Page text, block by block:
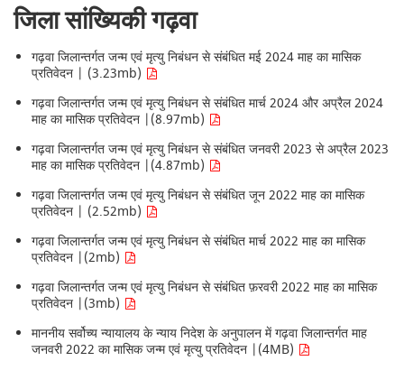
जिला सांख्यिकी गढ़वा
गढ़वा जिलान्तर्गत जन्म एवं मृत्यु निबंधन से संबंधित मई 2024 माह का मासिक
प्रतिवेदन | (3.23mb)
गढ़वा जिलान्तर्गत जन्म एवं मृत्यु निबंधन से संबंधित मार्च 2024 और अप्रैल 2024
माह का मासिक प्रतिवेदन |(8.97mb)
गढ़वा जिलान्तर्गत जन्म एवं मृत्यु निबंधन से संबंधित जनवरी 2023 से अप्रैल 2023
माह का मासिक प्रतिवेदन |(4.87mb)
गढ़वा जिलान्तर्गत जन्म एवं मृत्यु निबंधन से संबंधित जून 2022 माह का मासिक
प्रतिवेदन | (2.52mb)
गढ़वा जिलान्तर्गत जन्म एवं मृत्यु निबंधन से संबंधित मार्च 2022 माह का मासिक
प्रतिवेदन |(2mb)
गढ़वा जिलान्तर्गत जन्म एवं मृत्यु निबंधन से संबंधित फ़रवरी 2022 माह का मासिक
प्रतिवेदन |(3mb)
माननीय सर्वोच्य न्यायालय के न्याय निदेश के अनुपालन में गढ़वा जिलान्तर्गत माह
जनवरी 2022 का मासिक जन्म एवं मृत्यु प्रतिवेदन |(4MB)